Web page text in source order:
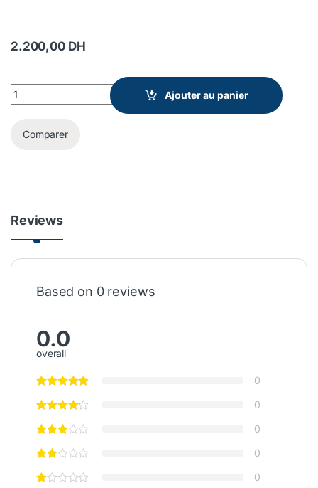
2.200,00 DH
lay:art crystal aqua XL Renfert quantity
Ajouter au panier
Comparer
Reviews
Based on 0 reviews
0.0
overall
0
0
0
0
0